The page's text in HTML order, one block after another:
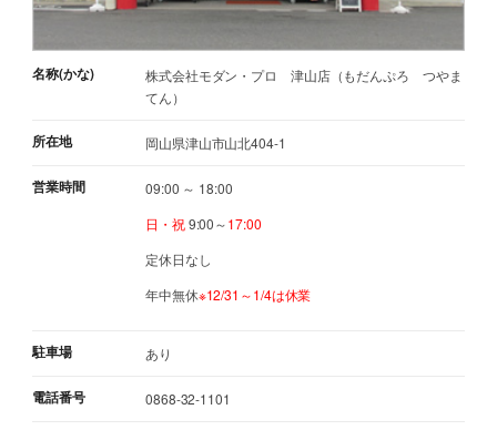
名称(かな)
株式会社モダン・プロ 津山店（もだんぷろ つやま
てん）
所在地 岡山県津山市山北404-1
営業時間
09:00 ～ 18:00
日・祝9:00～17:00
定休日なし
年中無休※12/31～1/4は休業
駐車場 あり
電話番号 0868-32-1101